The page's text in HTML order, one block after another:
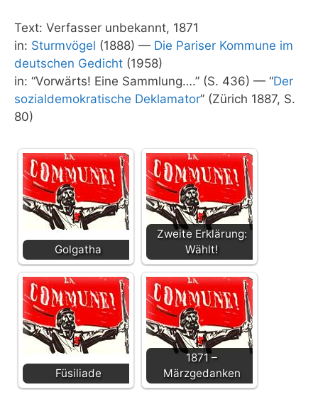
Text: Verfasser unbekannt, 1871
in: Sturmvögel (1888) — Die Pariser Kommune im
deutschen Gedicht (1958)
in: “Vorwärts! Eine Sammlung….” (S. 436) — “Der
sozialdemokratische Deklamator” (Zürich 1887, S.
80)
Golgatha
Zweite Erklärung:
Wählt!
Füsiliade
1871 –
Märzgedanken